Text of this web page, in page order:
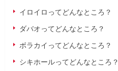
イロイロってどんなところ？
ダバオってどんなところ？
ボラカイってどんなところ？
シキホールってどんなところ？